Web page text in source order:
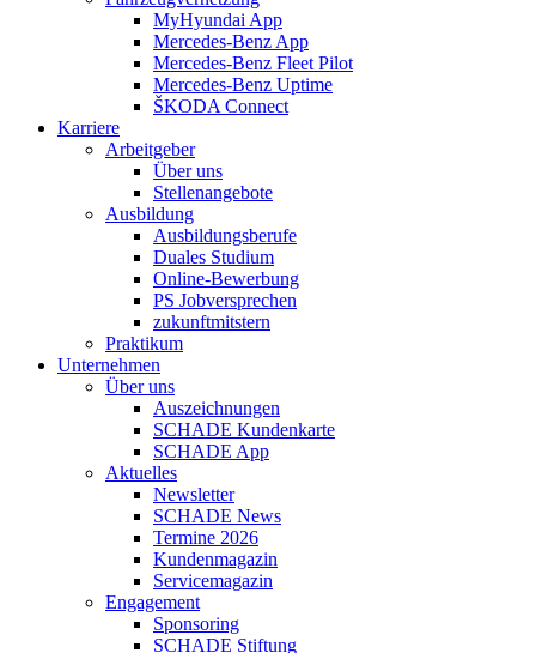
MyHyundai App
Mercedes-Benz App
Mercedes-Benz Fleet Pilot
Mercedes-Benz Uptime
ŠKODA Connect
Karriere
Arbeitgeber
Über uns
Stellenangebote
Ausbildung
Ausbildungsberufe
Duales Studium
Online-Bewerbung
PS Jobversprechen
zukunftmitstern
Praktikum
Unternehmen
Über uns
Auszeichnungen
SCHADE Kundenkarte
SCHADE App
Aktuelles
Newsletter
SCHADE News
Termine 2026
Kundenmagazin
Servicemagazin
Engagement
Sponsoring
SCHADE Stiftung